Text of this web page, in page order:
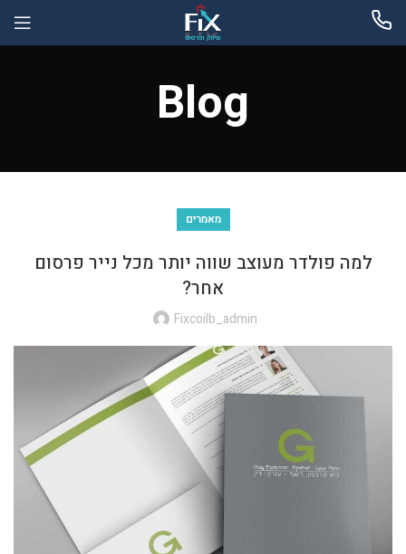
Blog
מאמרים
למה פולדר מעוצב שווה יותר מכל נייר פרסום
אחר?
Fixcoilb_admin